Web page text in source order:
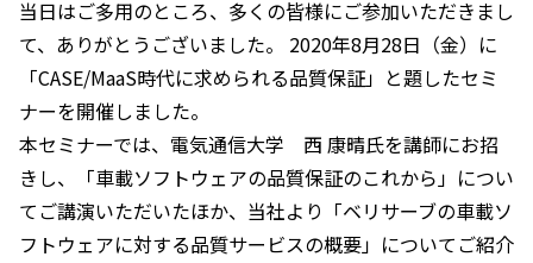
当日はご多用のところ、多くの皆様にご参加いただきまし
て、ありがとうございました。 2020年8月28日（金）に
「CASE/MaaS時代に求められる品質保証」と題したセミ
ナーを開催しました。
本セミナーでは、電気通信大学 西 康晴氏を講師にお招
きし、「車載ソフトウェアの品質保証のこれから」につい
てご講演いただいたほか、当社より「ベリサーブの車載ソ
フトウェアに対する品質サービスの概要」についてご紹介